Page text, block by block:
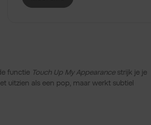
functie Touch Up My Appearancestrijk je je
uitzien als een pop, maar werkt subtiel